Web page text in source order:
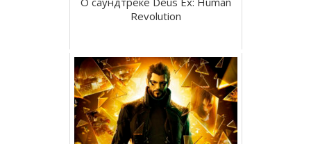
Revolution